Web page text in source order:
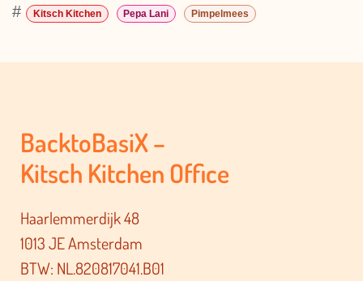
# Kitsch Kitchen Pepa Lani Pimpelmees
BacktoBasiX –
Kitsch Kitchen Office
Haarlemmerdijk 48
1013 JE Amsterdam
BTW: NL.820817041.B01